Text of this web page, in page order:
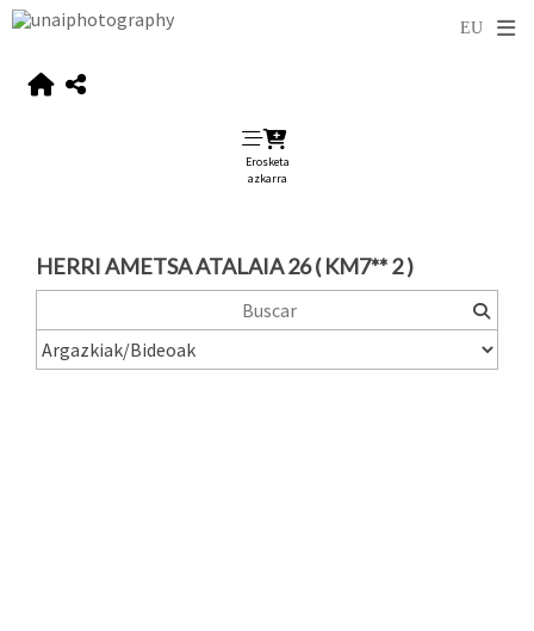
Erosketa
azkarra
HERRI AMETSA ATALAIA 26 ( KM7** 2 )